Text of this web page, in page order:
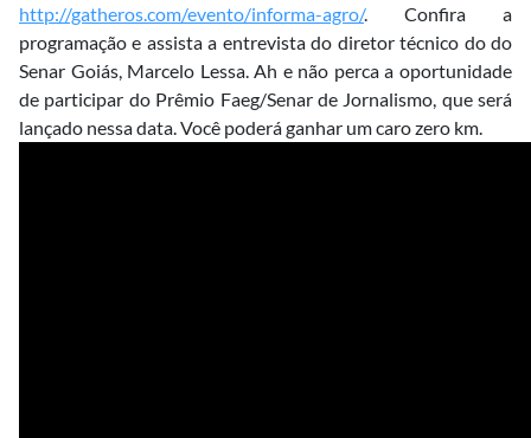
http://gatheros.com/evento/informa-agro/. Confira a
programação e assista a entrevista do diretor técnico do do
Senar Goiás, Marcelo Lessa. Ah e não perca a oportunidade
de participar do Prêmio Faeg/Senar de Jornalismo, que será
lançado nessa data. Você poderá ganhar um caro zero km.